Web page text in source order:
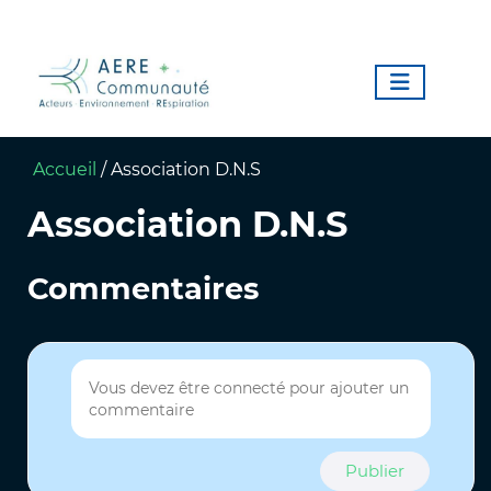
Accueil /Association D.N.S
Association D.N.S
Commentaires
Publier